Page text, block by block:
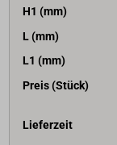
H1 (mm)
L (mm)
L1 (mm)
Preis (Stück)
Lieferzeit